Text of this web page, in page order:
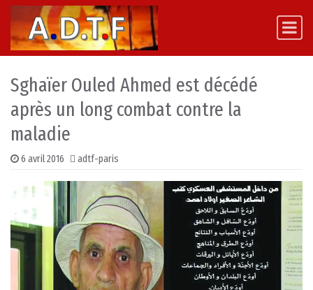
Skip to content
Main Navigation
Sghaïer Ouled Ahmed est décédé
après un long combat contre la
maladie
6 avril 2016 adtf-paris